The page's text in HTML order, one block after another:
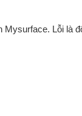
Mysurface. Lỗi là